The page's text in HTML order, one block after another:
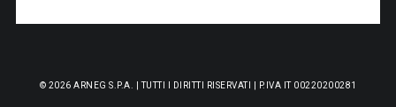
© 2026 ARNEG S.P.A. | TUTTI I DIRITTI RISERVATI | P.IVA IT 00220200281